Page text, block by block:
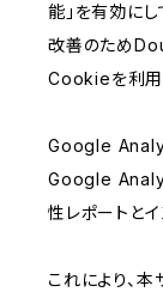
能」を有効に
改善のため
Cookieを利用
Google
Google
性レポートと
これにより、